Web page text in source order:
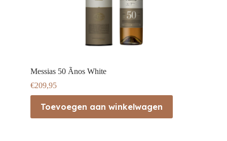
Messias 50 Ãnos White
€209,95
Toevoegen aan winkelwagen